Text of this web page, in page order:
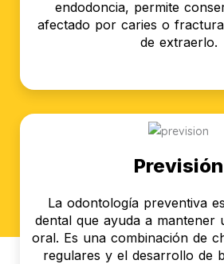
endodoncia, permite
afectado por caries o
de extraerlo.
Previsión
La odontología preventiva
dental que ayuda a mantener
oral. Es una combinación de
regulares y el desarrollo de